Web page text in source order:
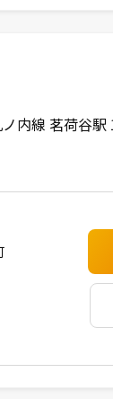
内線 茗荷谷駅